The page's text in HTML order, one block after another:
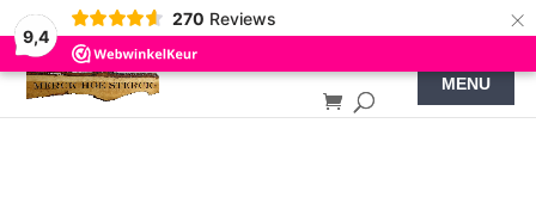
9,4
270 Reviews ×